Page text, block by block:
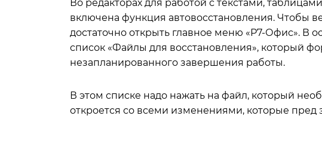
Во редакторах для работой с текстами,
включена функция автовосстановления. Чтобы
достаточно открыть главное меню «Р7-Офис». В
список «Файлы для восстановления», который
незапланированного завершения работы.
В этом списке надо нажать на файл, который
откроется со всеми изменениями, которые пред